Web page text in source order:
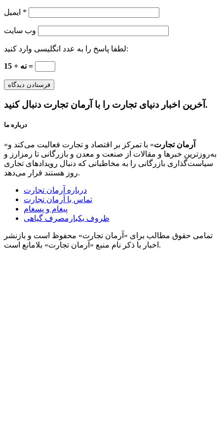
*
وب‌ سایت
لطفا پاسخ را به عدد انگلیسی وارد کنید:
15 + نه =
آخرین اخبار دنیای تجارت را با آرمان تجارت دنبال کنید.
درباره ما
« آرمان تجارت» با تمرکز بر اقتصاد و تجارت فعالیت می‌کند و
به‌روزترین خبرها و مقالات از صنعت و معدن و بازرگانی تا رمزارز و
سیاست‌گذاری بازرگانی را به مخاطبانی که دنبال رویدادهای تجاری
روز هستند قرار می‌دهد.
درباره آرمان تجارت
تماس با آرمان تجارت
پیغام و پسغام
ظروف یکبارمصرف گیاهی
تمامی حقوق مطالب برای «آرمان تجارت» محفوظ است و بازنشر
اخبار با ذکر نام منبع «آرمان تجارت» بلامانع است.